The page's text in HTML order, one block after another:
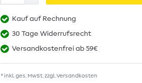
Kauf auf Rechnung
30 Tage Widerrufsrecht
Versandkostenfrei ab 59€
* inkl. ges. MwSt. zzgl.Versandkosten